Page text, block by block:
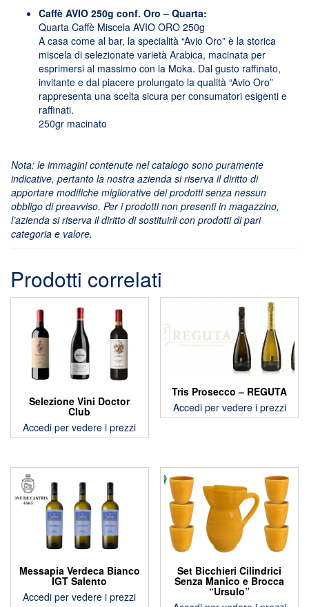
Caffè AVIO 250g conf. Oro – Quarta:
Quarta Caffè Miscela AVIO ORO 250g
A casa come al bar, la specialità “Avio Oro” è la storica
miscela di selezionate varietà Arabica, macinata per
esprimersi al massimo con la Moka. Dal gusto raffinato,
invitante e dal piacere prolungato la qualità “Avio Oro”
rappresenta una scelta sicura per consumatori esigenti e
raffinati.
250gr macinato
Nota: le immagini contenute nel catalogo sono puramente
indicative, pertanto la nostra azienda si riserva il diritto di
apportare modifiche migliorative dei prodotti senza nessun
obbligo di preavviso. Per i prodotti non presenti in magazzino,
l’azienda si riserva il diritto di sostituirli con prodotti di pari
categoria e valore.
Prodotti correlati
Selezione Vini Doctor
Club
Accedi per vedere i prezzi
Tris Prosecco – REGUTA
Accedi per vedere i prezzi
Messapia Verdeca Bianco
IGT Salento
Accedi per vedere i prezzi
Set Bicchieri Cilindrici
Senza Manico e Brocca
“Ursulo”